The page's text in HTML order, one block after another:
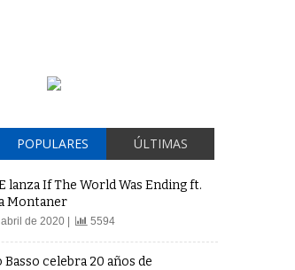
POPULARES ÚLTIMAS
lanza If The World Was Ending ft.
Montaner
de 2020 | 5594
Basso celebra 20 años de